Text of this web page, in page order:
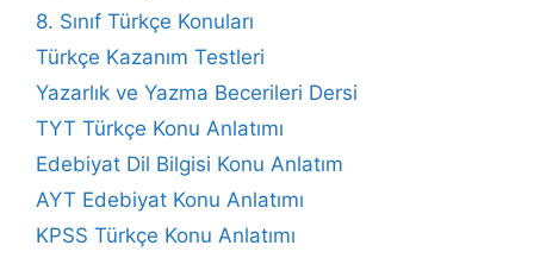
8. Sınıf Türkçe Konuları
Türkçe Kazanım Testleri
Yazarlık ve Yazma Becerileri Dersi
TYT Türkçe Konu Anlatımı
Edebiyat Dil Bilgisi Konu Anlatım
AYT Edebiyat Konu Anlatımı
KPSS Türkçe Konu Anlatımı